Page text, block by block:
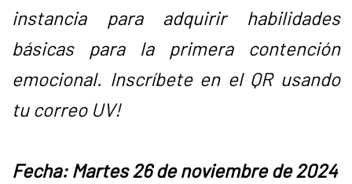
instancia para adquirir habilidades
básicas para la primera contención
emocional. Inscríbete en el QR usando
tu correo UV!
Fecha: Martes 26 de noviembre de 2024